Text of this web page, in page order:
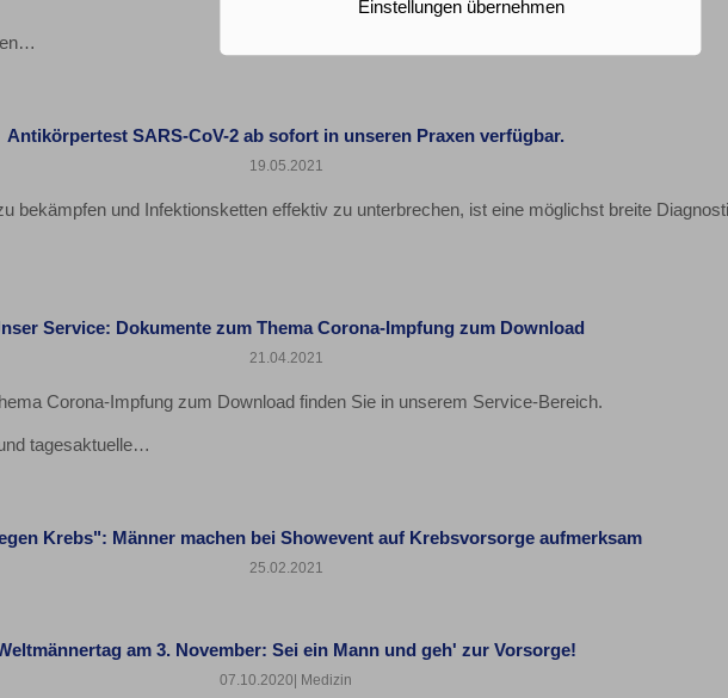
Antikörpertest SARS-CoV-2 ab sofort in unseren Praxen verfügbar.
19.05.2021
bekämpfen und Infektionsketten effektiv zu unterbrechen, ist eine möglichst breite
Service: Dokumente zum Thema Corona-Impfung zum Download
21.04.2021
Corona-Impfung zum Download finden Sie in unserem Service-Bereich.
tagesaktuelle…
Krebs": Männer machen bei Showevent auf Krebsvorsorge aufmerksam
25.02.2021
am 3. November: Sei ein Mann und geh' zur Vorsorge!
07.10.2020| Medizin
Einstellungen übernehmen